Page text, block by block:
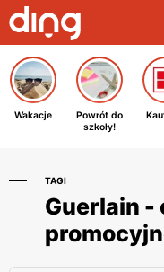
Wakacje
Powrót do
szkoły!
TAGI
Guerlain -